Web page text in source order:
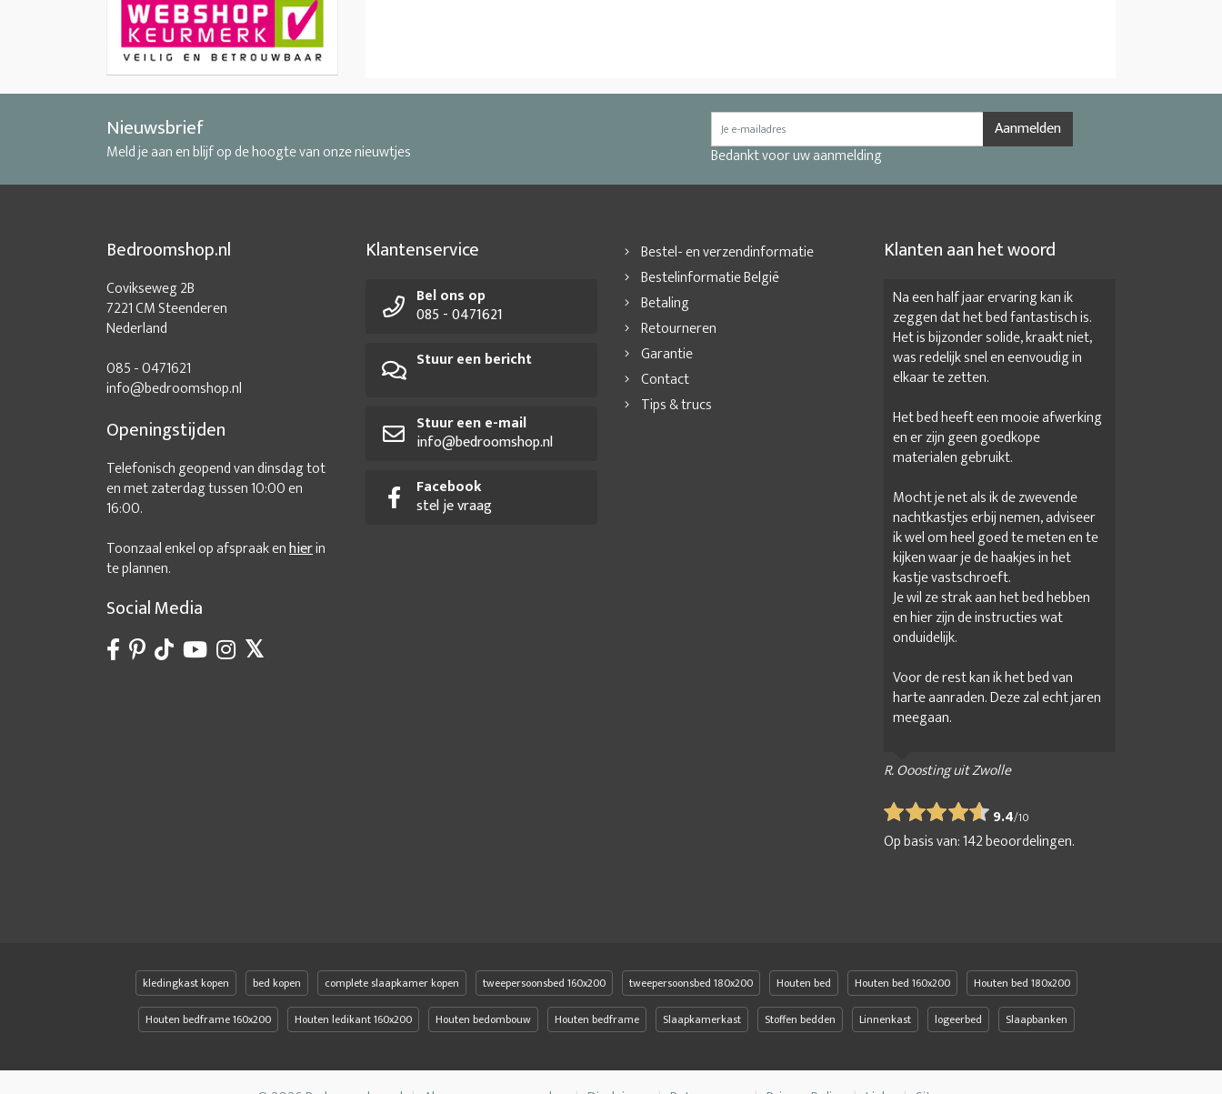
Nieuwsbrief
Meld je aan en blijf op de hoogte van onze nieuwtjes
Aanmelden
Bedankt voor uw aanmelding
Bedroomshop.nl
Covikseweg 2B
7221 CM Steenderen
Nederland
085 - 0471621
info@bedroomshop.nl
Openingstijden
Telefonisch geopend van dinsdag tot
en met zaterdag tussen 10:00 en
16:00.
Toonzaal enkel op afspraak enhierin
te plannen.
Social Media
Klantenservice
Bel ons op
085 - 0471621
Stuur een bericht
Stuur een e-mail
info@bedroomshop.nl
Facebook
stel je vraag
Bestel- en verzendinformatie
Bestelinformatie België
Betaling
Retourneren
Garantie
Contact
Tips & trucs
Klanten aan het woord
Na een half jaar ervaring kan ik
zeggen dat het bed fantastisch is.
Het is bijzonder solide, kraakt niet,
was redelijk snel en eenvoudig in
elkaar te zetten.
Het bed heeft een mooie afwerking
en er zijn geen goedkope
materialen gebruikt.
Mocht je net als ik de zwevende
nachtkastjes erbij nemen, adviseer
ik wel om heel goed te meten en te
kijken waar je de haakjes in het
kastje vastschroeft.
Je wil ze strak aan het bed hebben
en hier zijn de instructies wat
onduidelijk.
Voor de rest kan ik het bed van
harte aanraden. Deze zal echt jaren
meegaan.
R. Ooosting uit Zwolle
9.4/10
Op basis van:142beoordelingen.
kledingkast kopen bed kopen complete slaapkamer kopen tweepersoonsbed 160x200 tweepersoonsbed 180x200 Houten bed Houten bed 160x200
Houten bed 180x200
Houten bedframe 160x200
Houten ledikant 160x200 Houten bedombouw Houten bedframe Slaapkamerkast Stoffen bedden Linnenkast logeerbed Slaapbanken